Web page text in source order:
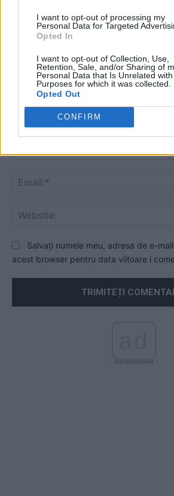
I want to opt-out of processing my
Personal Data for Targeted
Opted In
I want to opt-out of Collection, Use,
Retention, Sale, and/or Sharing of
Personal Data that Is Unrelated
Purposes for which it was collected.
Opted Out
CONFIRM
LĂSAȚI UN MESAJ
Salvați numele meu, adresa de e-
acest browser pentru data viitoare i
- Advertisment -